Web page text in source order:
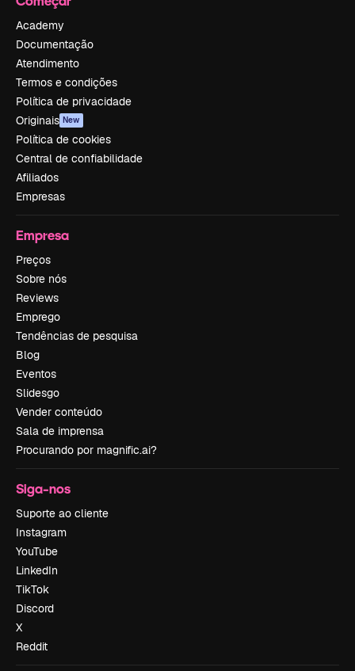
Academy
Documentação
Atendimento
Termos e condições
Política de privacidade
Originais New
Política de cookies
Central de confiabilidade
Afiliados
Empresas
Empresa
Preços
Sobre nós
Reviews
Emprego
Tendências de pesquisa
Blog
Eventos
Slidesgo
Vender conteúdo
Sala de imprensa
Procurando por magnific.ai?
Siga-nos
Suporte ao cliente
Instagram
YouTube
LinkedIn
TikTok
Discord
X
Reddit